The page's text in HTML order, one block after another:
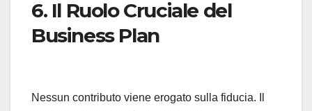
6. Il Ruolo Cruciale del
Business Plan
Nessun contributo viene erogato sulla fiducia. Il